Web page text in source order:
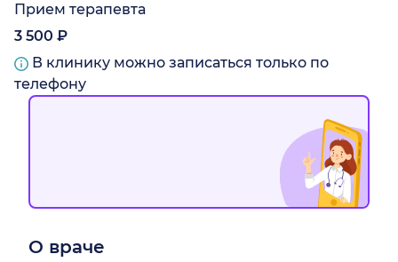
Прием терапевта
3 500 ₽
В клинику можно записаться только по
телефону
О враче